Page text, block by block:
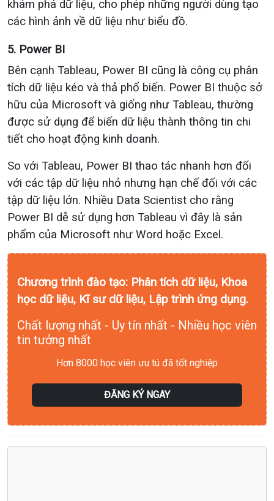
khám phá dữ liệu, cho phép những người dùng tạo
các hình ảnh về dữ liệu như biểu đồ.
5. Power BI
Bên cạnh Tableau, Power BI cũng là công cụ phân
tích dữ liệu kéo và thả phổ biến. Power BI thuộc sở
hữu của Microsoft và giống như Tableau, thường
được sử dụng để biến dữ liệu thành thông tin chi
tiết cho hoạt động kinh doanh.
So với Tableau, Power BI thao tác nhanh hơn đối
với các tập dữ liệu nhỏ nhưng hạn chế đối với các
tập dữ liệu lớn. Nhiều Data Scientist cho rằng
Power BI dễ sử dụng hơn Tableau vì đây là sản
phẩm của Microsoft như Word hoặc Excel.
Chương trình đào tạo: Phân tích dữ liệu, Khoa
học dữ liệu, Kĩ sư dữ liệu, Lập trình ứng dụng.
Chất lượng nhất - Uy tín nhất - Nhiều học viên
tin tưởng nhất
Hơn 8000 học viên ưu tú đã tốt nghiệp
ĐĂNG KÝ NGAY